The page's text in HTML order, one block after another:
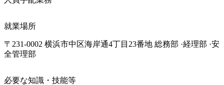
就業場所
〒231-0002 横浜市中区海岸通4丁目23番地 総務部 ·経理部 ·安
全管理部
必要な知識・技能等